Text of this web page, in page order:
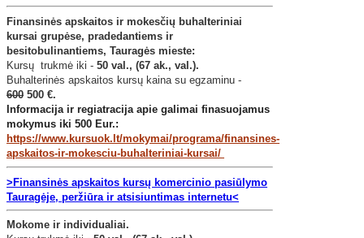
Finansinės apskaitos ir mokesčių buhalteriniai
kursai grupėse, pradedantiems ir
besitobulinantiems, Tauragės mieste:
Kursų trukmė iki - 50 val., (67 ak., val.).
Buhalterinės apskaitos kursų kaina su egzaminu -
600 500 €.
Informacija ir regiatracija apie galimai finasuojamus
mokymus iki 500 Eur.:
https://www.kursuok.lt/mokymai/programa/finansines-
apskaitos-ir-mokesciu-buhalteriniai-kursai/
>Finansinės apskaitos kursų komercinio pasiūlymo
Tauragėje, peržiūra ir atsisiuntimas internetu<
Mokome ir individualiai.